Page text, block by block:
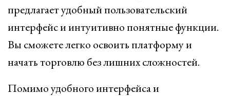
предлагает удобный пользовательский
интерфейс и интуитивно понятные функции.
Вы сможете легко освоить платформу и
начать торговлю без лишних сложностей.
Помимо удобного интерфейса и